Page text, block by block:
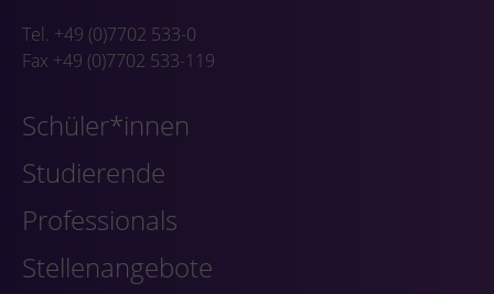
Tel. +49 (0)7702 533-0
Fax +49 (0)7702 533-119
Schüler*innen
Studierende
Professionals
Stellenangebote